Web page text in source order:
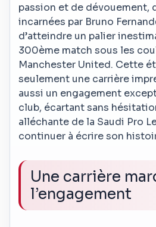
passion et de dévouement,
incarnées par Bruno
d’atteindre un palier
300ème match sous les
Manchester United. Cette
seulement une carrière
aussi un engagement
club, écartant sans
alléchante de la Saudi Pro
continuer à écrire son
Une carrière
l’engagement